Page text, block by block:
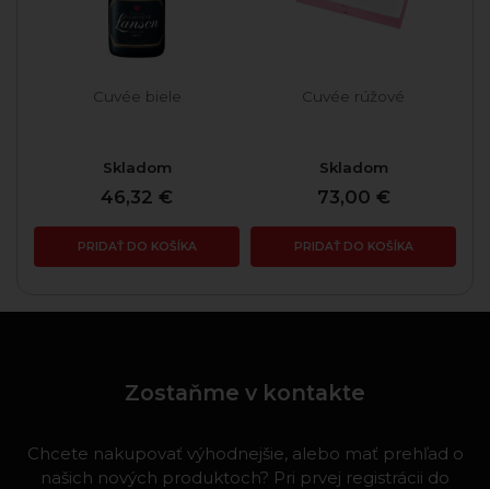
Cuvée biele
Skladom
46,32 €
PRIDAŤ DO KOŠÍKA
Cuvée rúžové
Skladom
73,00 €
PRIDAŤ DO KOŠÍKA
Zostaňme v kontakte
Chcete nakupovať výhodnejšie, alebo mať prehľad o
našich nových produktoch? Pri prvej registrácii do